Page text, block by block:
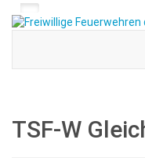
TSF-W